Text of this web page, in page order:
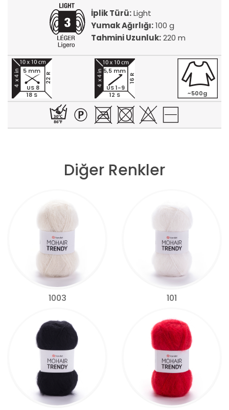
İplik Türü:Light
Yumak Ağırlığı:100 g
Tahmini Uzunluk:220 m
18 S
22 R
5 mm
US 8
12 S
16 R
5,5 mm
US 1-9
~500g
Diğer Renkler
1003 101